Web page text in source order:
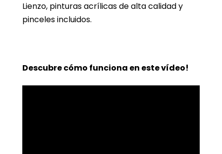
Lienzo, pinturas acrílicas de alta calidad y
pinceles incluidos.
Descubre cómo funciona en este vídeo!